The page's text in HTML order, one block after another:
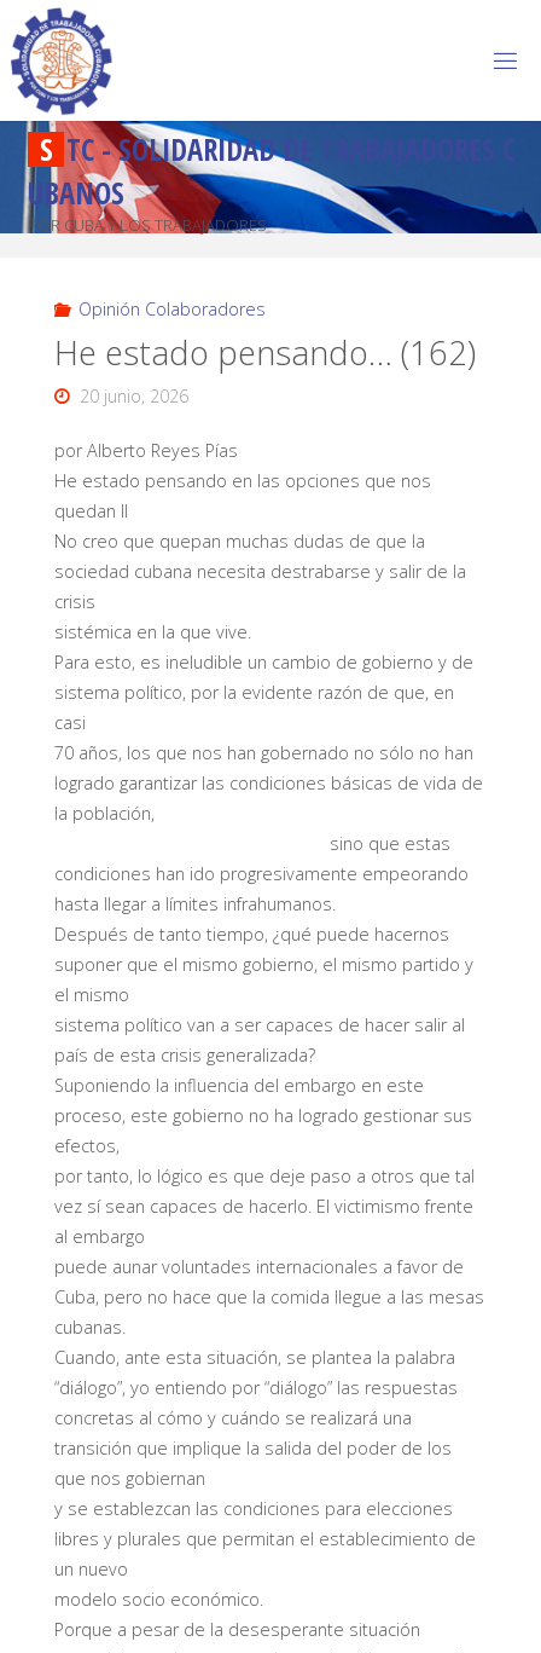
S TC-SOLIDARIDADD R A BAJADORES C
U BANOS
POR CUBA Y LOS TRABAJADORES
Opinión Colaboradores
He estado pensando… (162)
20 junio, 2026
por Alberto Reyes Pías
He estado pensando en las opciones que nos
quedan II
No creo que quepan muchas dudas de que la
sociedad cubana necesita destrabarse y salir de la
crisis
sistémica en la que vive.
Para esto, es ineludible un cambio de gobierno y de
sistema político, por la evidente razón de que, en
casi
70 años, los que nos han gobernado no sólo no han
logrado garantizar las condiciones básicas de vida de
la población,
sino que estas
condiciones han ido progresivamente empeorando
hasta llegar a límites infrahumanos.
Después de tanto tiempo, ¿qué puede hacernos
suponer que el mismo gobierno, el mismo partido y
el mismo
sistema político van a ser capaces de hacer salir al
país de esta crisis generalizada?
Suponiendo la influencia del embargo en este
proceso, este gobierno no ha logrado gestionar sus
efectos,
por tanto, lo lógico es que deje paso a otros que tal
vez sí sean capaces de hacerlo. El victimismo frente
al embargo
puede aunar voluntades internacionales a favor de
Cuba, pero no hace que la comida llegue a las mesas
cubanas.
Cuando, ante esta situación, se plantea la palabra
“diálogo”, yo entiendo por “diálogo” las respuestas
concretas al cómo y cuándo se realizará una
transición que implique la salida del poder de los
que nos gobiernan
y se establezcan las condiciones para elecciones
libres y plurales que permitan el establecimiento de
un nuevo
modelo socio económico.
Porque a pesar de la desesperante situación